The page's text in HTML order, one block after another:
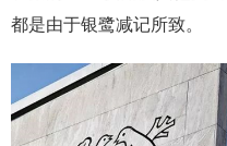
都是由于银鹭减记所致。